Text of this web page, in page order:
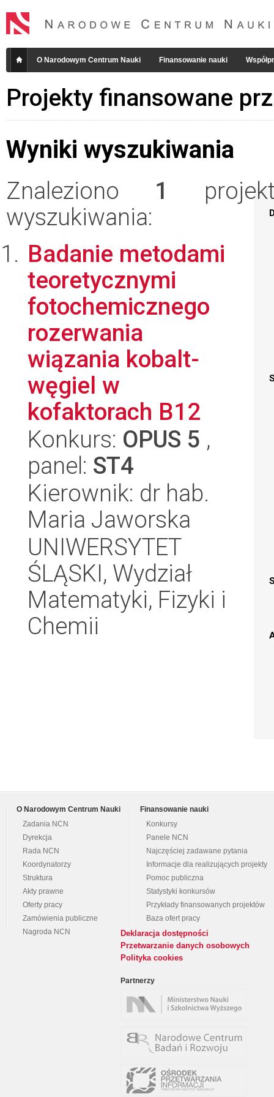
O Narodowym Centrum Nauki Finansowanie nauki
Projekty finansowane
Wyniki wyszukiwania
Znaleziono 1
wyszukiwania:
Badanie metodami
teoretycznymi
fotochemicznego
rozerwania
wiązania kobalt-
węgiel w
kofaktorach B12
Konkurs: OPUS 5 ,
panel: ST4
Kierownik: dr hab.
Maria Jaworska
UNIWERSYTET
ŚLĄSKI, Wydział
Matematyki, Fizyki i
Chemii
O Narodowym Centrum Nauki
Zadania NCN
Dyrekcja
Rada NCN
Koordynatorzy
Struktura
Akty prawne
Oferty pracy
Zamówienia publiczne
Nagroda NCN
Finansowanie nauki
Konkursy
Panele NCN
Najczęściej zadawane pytania
Informacje dla realizujących projekty
Pomoc publiczna
Statystyki konkursów
Przykłady finansowanych projektów
Baza ofert pracy
Deklaracja dostępności
Przetwarzanie danych osobowych
Polityka cookies
Partnerzy